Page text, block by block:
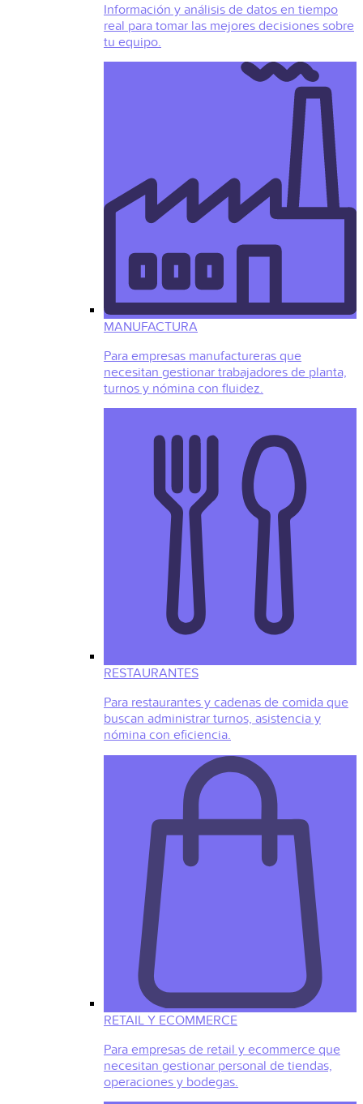
Información y análisis de datos en tiempo
real para tomar las mejores decisiones sobre
tu equipo.
MANUFACTURA
Para empresas manufactureras que
necesitan gestionar trabajadores de planta,
turnos y nómina con fluidez.
RESTAURANTES
Para restaurantes y cadenas de comida que
buscan administrar turnos, asistencia y
nómina con eficiencia.
RETAIL Y ECOMMERCE
Para empresas de retail y ecommerce que
necesitan gestionar personal de tiendas,
operaciones y bodegas.